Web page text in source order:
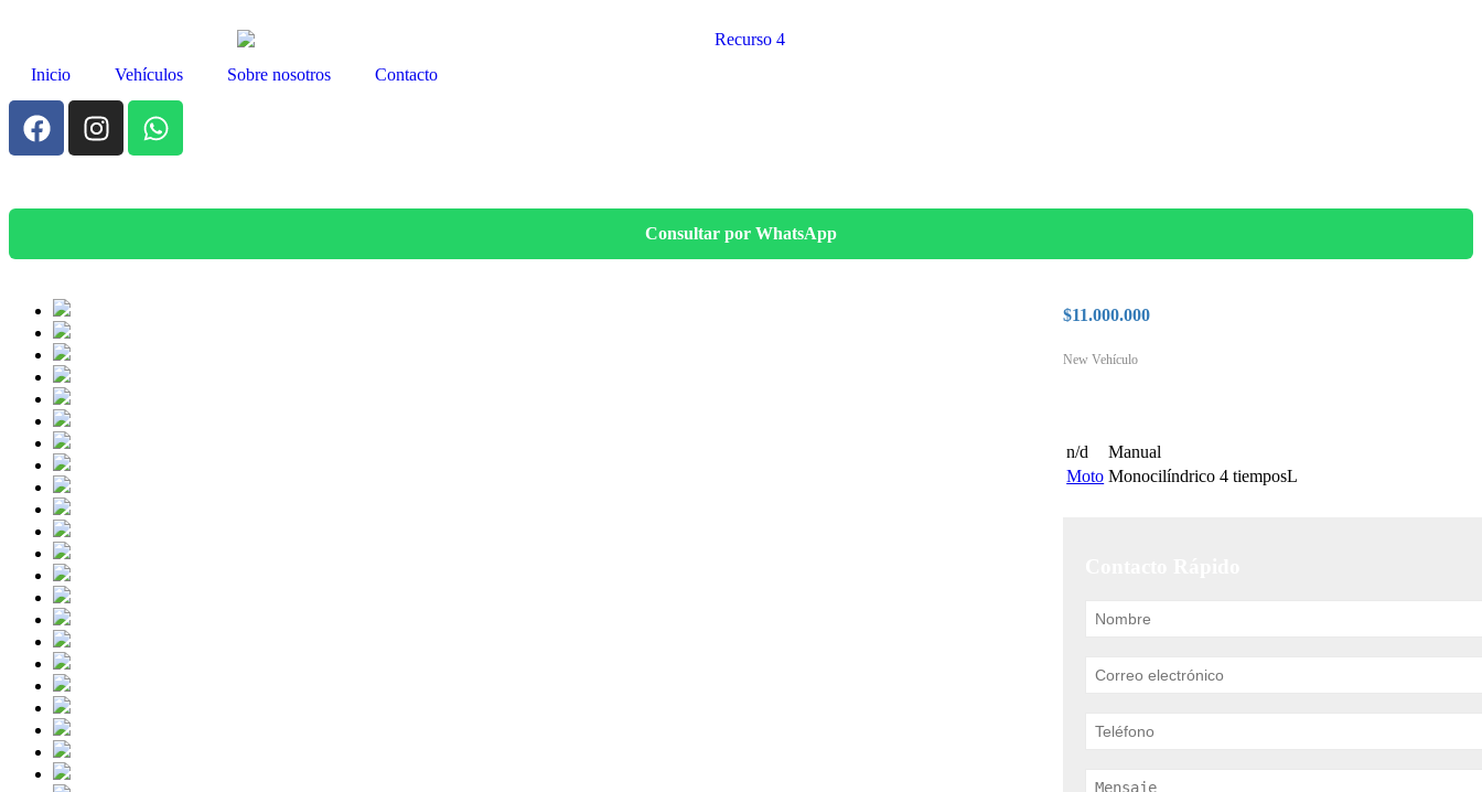
Inicio Vehículos Sobre nosotros Contacto
Consultar por WhatsApp
$11.000.000
New Vehículo
n/d
Manual
Moto Monocilíndrico 4 tiemposL